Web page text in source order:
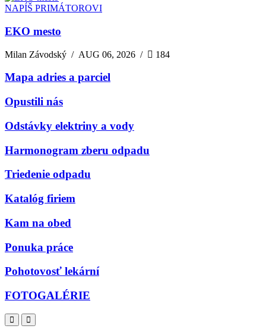
NAPÍŠ PRIMÁTOROVI
EKO mesto
Milan Závodský /AUG 06, 2026 / 184
Mapa adries a parciel
Opustili nás
Odstávky elektriny a vody
Harmonogram zberu odpadu
Triedenie odpadu
Katalóg firiem
Kam na obed
Ponuka práce
Pohotovosť lekární
FOTOGALÉRIE